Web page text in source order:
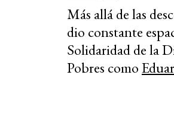
Más allá de las
dio constante
Solidaridad de la
Pobres como